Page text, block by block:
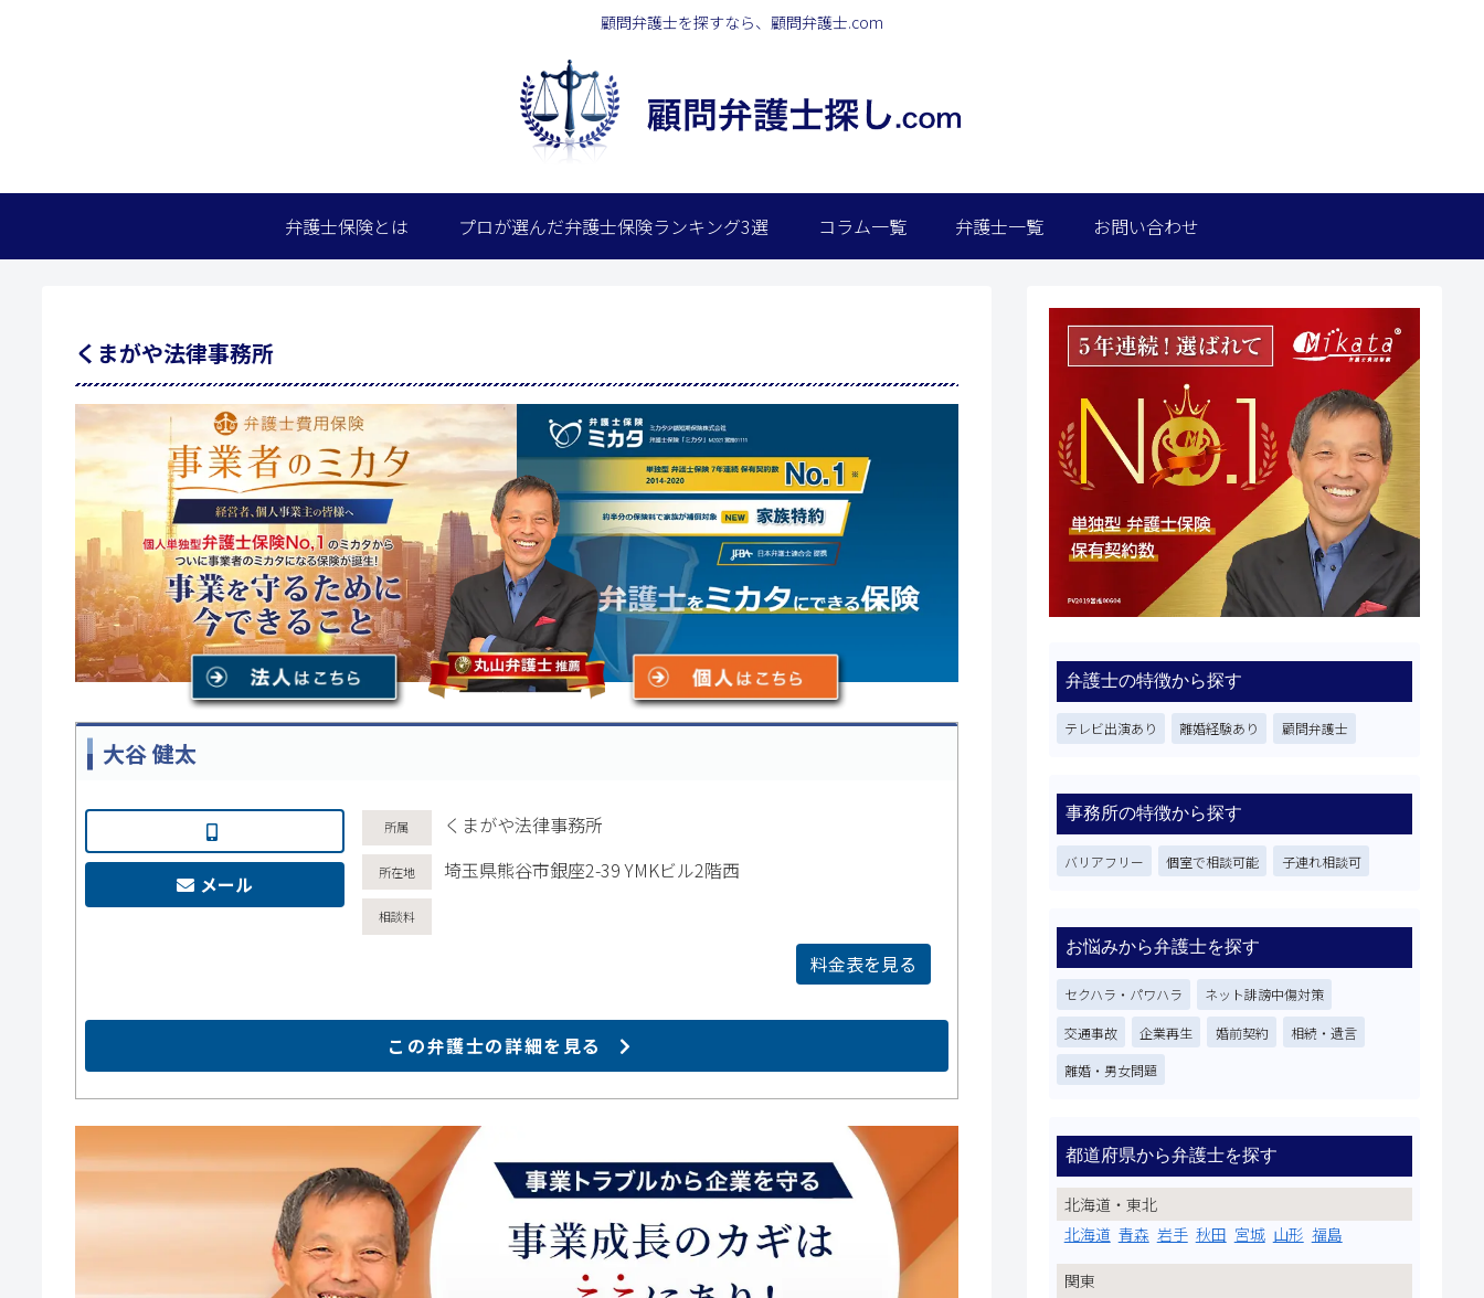
顧問弁護士を探すなら、顧問弁護士.com
弁護士保険とは プロが選んだ弁護士保険ランキング3選 コラム一覧 弁護士一覧 お問い合わせ
くまがや法律事務所
大谷 健太
メール
くまがや法律事務所
埼玉県熊谷市銀座2-39 YMKビル2階西
料金表を見る
この弁護士の詳細を見る
弁護士の特徴から探す
テレビ出演あり 離婚経験あり 顧問弁護士
事務所の特徴から探す
バリアフリー 個室で相談可能 子連れ相談可
お悩みから弁護士を探す
セクハラ・パワハラ ネット誹謗中傷対策
交通事故 企業再生 婚前契約 相続・遺言
離婚・男女問題
都道府県から弁護士を探す
北海道・東北
北海道 青森 岩手 秋田 宮城 山形 福島
関東